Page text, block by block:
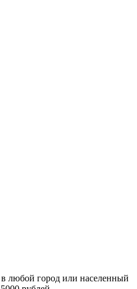
любой город или населенный